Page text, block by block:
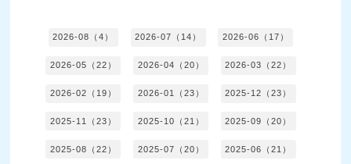
2026-08（4） 2026-07（14） 2026-06（17）
2026-05（22） 2026-04（20） 2026-03（22）
2026-02（19） 2026-01（23） 2025-12（23）
2025-11（23） 2025-10（21） 2025-09（20）
2025-08（22） 2025-07（20） 2025-06（21）